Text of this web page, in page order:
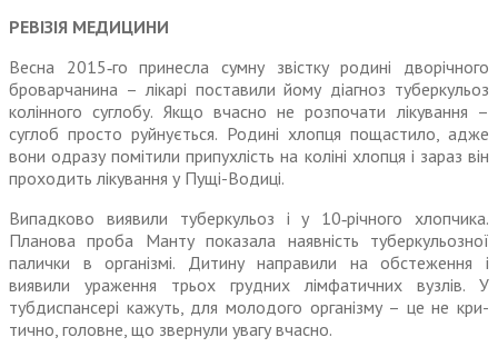
РЕВІЗІЯ МЕДИЦИНИ
Весна 2015‑го принесла сумну звістку родині дворічного
броварчанина – лікарі поста­вили йому діагноз туберкульоз
колінного суглобу. Якщо вчасно не розпочати лікування –
суглоб просто руйнується. Родині хлопця пощастило, адже
вони одразу помітили припухлість на коліні хлопця і зараз він
проходить лікування у Пущі-Водиці.
Випадково виявили туберкульоз і у 10‑річного хлопчика.
Планова проба Манту показала наявність туберкульозної
палички в орга­нізмі. Дитину направили на обсте­ження і
виявили ураження трьох грудних лімфатичних вузлів. У
тубдиспансері кажуть, для молодого організму – це не кри­
тично, головне, що звернули увагу вчасно.